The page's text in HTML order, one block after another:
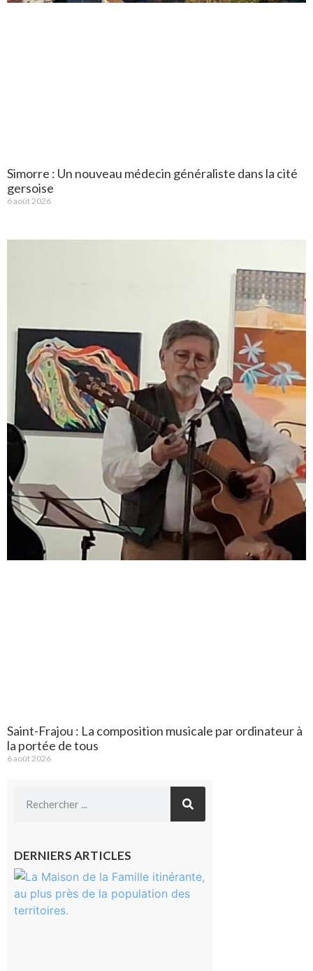
Simorre : Un nouveau médecin généraliste dans la cité
gersoise
6 août 2026
Saint-Frajou : La composition musicale par ordinateur à
la portée de tous
6 août 2026
DERNIERS ARTICLES